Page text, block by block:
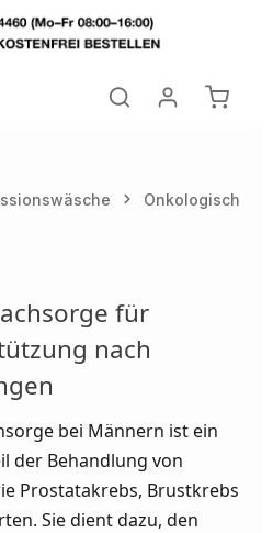
Onkologisch
für
nach
bei Männern ist ein
der Behandlung von
Prostatakrebs, Brustkrebs
Sie dient dazu, den